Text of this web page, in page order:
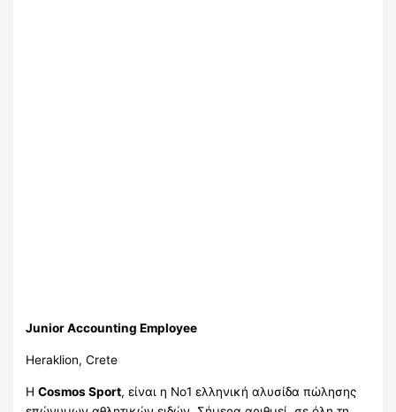
Junior Accounting Employee
Heraklion, Crete
HCosmos Sport, είναι η Νο1 ελληνική αλυσίδα πώλησης